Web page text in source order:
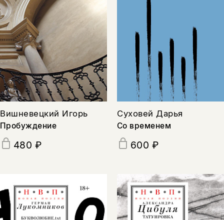
Вишневецкий Игорь
Пробуждение
480 ₽
Суховей Дарья
Со временем
600 ₽